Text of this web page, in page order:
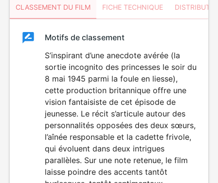
CLASSEMENT DU FILM FICHE TECHNIQUE
ClassementClassement
Motifs de classement
S’inspirant d’une anecdote avérée (la
sortie incognito des princesses le soir du
8 mai 1945 parmi la foule en liesse),
cette production britannique offre une
vision fantaisiste de cet épisode de
jeunesse. Le récit s’articule autour des
personnalités opposées des deux sœurs,
l’aînée responsable et la cadette frivole,
qui évoluent dans deux intrigues
parallèles. Sur une note retenue, le film
laisse poindre des accents tantôt